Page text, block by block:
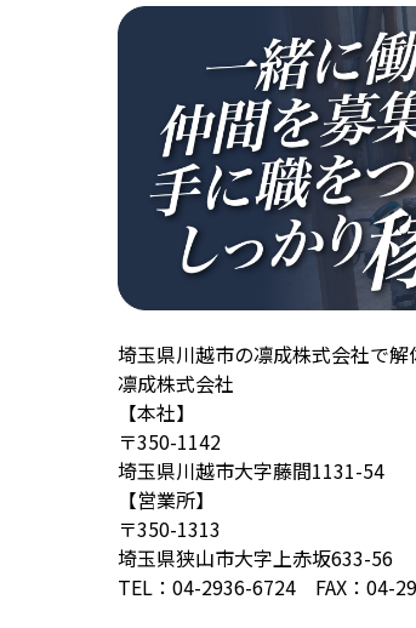
埼玉県川越市の凛成株式会社で
凛成株式会社
【本社】
〒350-1142
埼玉県川越市大字藤間1131-54
【営業所】
〒350-1313
埼玉県狭山市大字上赤坂633-56
TEL：04-2936-6724 FAX：04-